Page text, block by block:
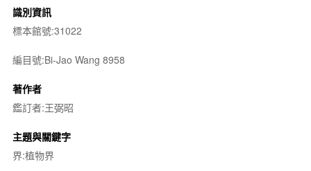
識別資訊
標本館號:31022
編目號:Bi-Jao Wang 8958
著作者
鑑訂者:王弼昭
主題與關鍵字
界:植物界